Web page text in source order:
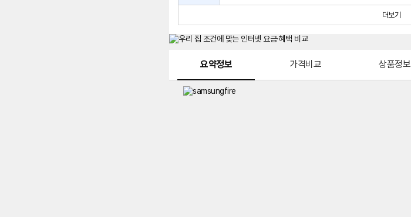
원
약
정
인
법
더보기
요약정보 가격비교 상품정보